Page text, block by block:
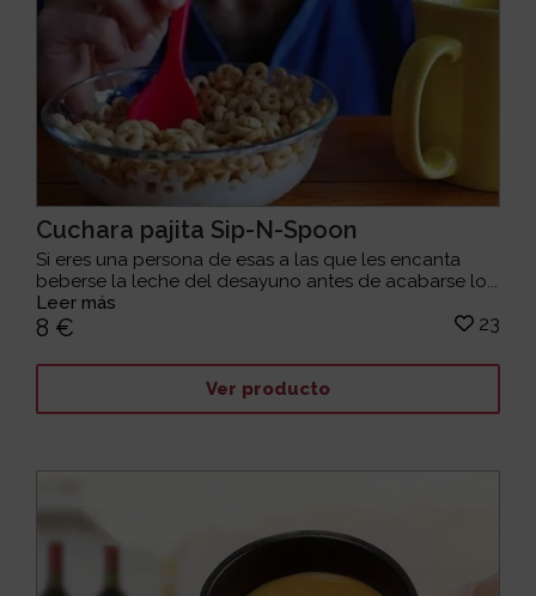
Cuchara pajita Sip-N-Spoon
Si eres una persona de esas a las que les encanta
beberse la leche del desayuno antes de acabarse lo...
Leer más
8 € 23
Ver producto